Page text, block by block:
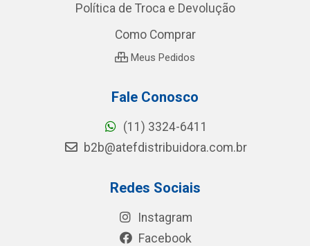
Política de Troca e Devolução
Como Comprar
Meus Pedidos
Fale Conosco
(11) 3324-6411
b2b@atefdistribuidora.com.br
Redes Sociais
Instagram
Facebook